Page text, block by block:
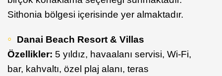
Sithonia bölgesi içerisinde yer almaktadır.
Danai Beach Resort & Villas
Özellikler: 5 yıldız, havaalanı servisi, Wi-Fi,
bar, kahvaltı, özel plaj alanı, teras